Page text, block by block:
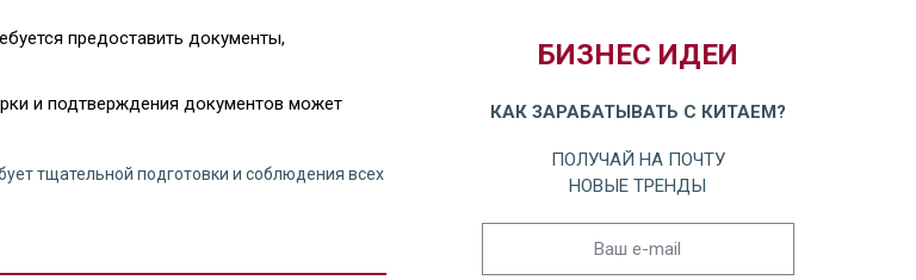
предоставить документы,
и подтверждения документов может
тщательной подготовки и соблюдения всех
БИЗНЕС ИДЕИ
КАК ЗАРАБАТЫВАТЬ С КИТАЕМ?
ПОЛУЧАЙ НА ПОЧТУ
НОВЫЕ ТРЕНДЫ